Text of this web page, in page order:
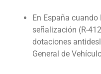
En España
señalización (R-
dotaciones
General de